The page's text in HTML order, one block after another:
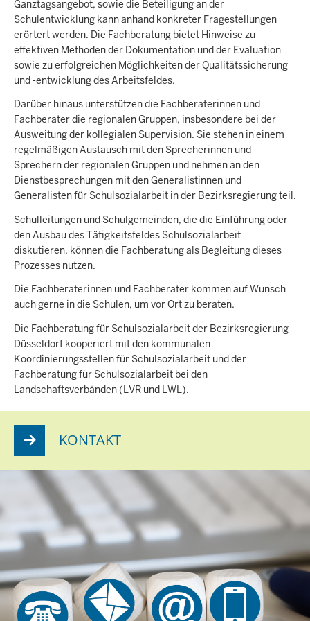
Ganztagsangebot, sowie die Beteiligung an der
Schulentwicklung kann anhand konkreter Fragestellungen
erörtert werden. Die Fachberatung bietet Hinweise zu
effektiven Methoden der Dokumentation und der Evaluation
sowie zu erfolgreichen Möglichkeiten der Qualitätssicherung
und -entwicklung des Arbeitsfeldes.
Darüber hinaus unterstützen die Fachberaterinnen und
Fachberater die regionalen Gruppen, insbesondere bei der
Ausweitung der kollegialen Supervision. Sie stehen in einem
regelmäßigen Austausch mit den Sprecherinnen und
Sprechern der regionalen Gruppen und nehmen an den
Dienstbesprechungen mit den Generalistinnen und
Generalisten für Schulsozialarbeit in der Bezirksregierung teil.
Schulleitungen und Schulgemeinden, die die Einführung oder
den Ausbau des Tätigkeitsfeldes Schulsozialarbeit
diskutieren, können die Fachberatung als Begleitung dieses
Prozesses nutzen.
Die Fachberaterinnen und Fachberater kommen auf Wunsch
auch gerne in die Schulen, um vor Ort zu beraten.
Die Fachberatung für Schulsozialarbeit der Bezirksregierung
Düsseldorf kooperiert mit den kommunalen
Koordinierungsstellen für Schulsozialarbeit und der
Fachberatung für Schulsozialarbeit bei den
Landschaftsverbänden (LVR und LWL).
KONTAKT